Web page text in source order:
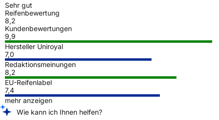
Sehr gut
Reifenbewertung
8,2
Kundenbewertungen
9,9
Hersteller Uniroyal
7,0
Redaktionsmeinungen
8,2
EU-Reifenlabel
7,4
mehr anzeigen
Wie kann ich Ihnen helfen?